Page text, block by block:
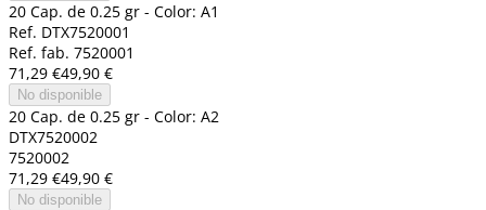
20 Cap. de 0.25 gr - Color: A1
Ref. DTX7520001
Ref. fab. 7520001
71,29 €49,90 €
No disponible
20 Cap. de 0.25 gr - Color: A2
DTX7520002
7520002
71,29 €49,90 €
No disponible